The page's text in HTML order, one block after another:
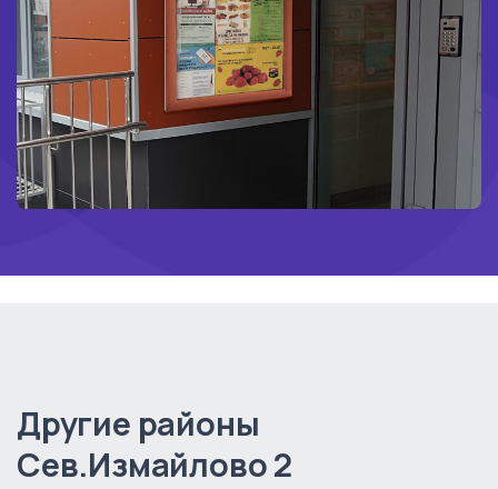
Другие районы
Сев.Измайлово 2